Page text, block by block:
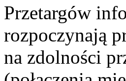
Przetargów
rozpoczynają
na zdolności